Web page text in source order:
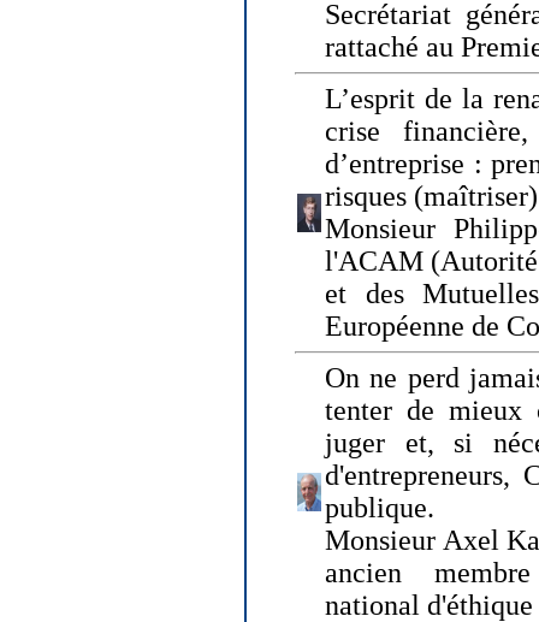
Secrétariat
rattaché au
L’esprit de la
crise
d’entreprise :
risques
Monsieur
l'ACAM (Autorité
et des
Européenne de
On ne perd
tenter de mieux
juger et, si
d'entrepreneurs,
publique.
Monsieur Axel
ancien
national d'éthique